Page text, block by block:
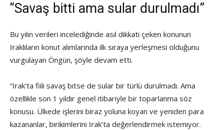
“Savaş bitti ama sular durulmadı”
Bu yılın verileri incelediğinde asıl dikkati çeken konunun
Iraklıların konut alımlarında ilk sıraya yerleşmesi olduğunu
vurgulayan Öngün, şöyle devam etti.
“Irak’ta fiili savaş bitse de sular bir türlü durulmadı. Ama
özellikle son 1 yıldır genel itibariyle bir toparlanma söz
konusu. Ülkede işlerini biraz yoluna koyan ve yeniden para
kazananlar, birikimlerini Irak’ta değerlendirmek istemiyor.